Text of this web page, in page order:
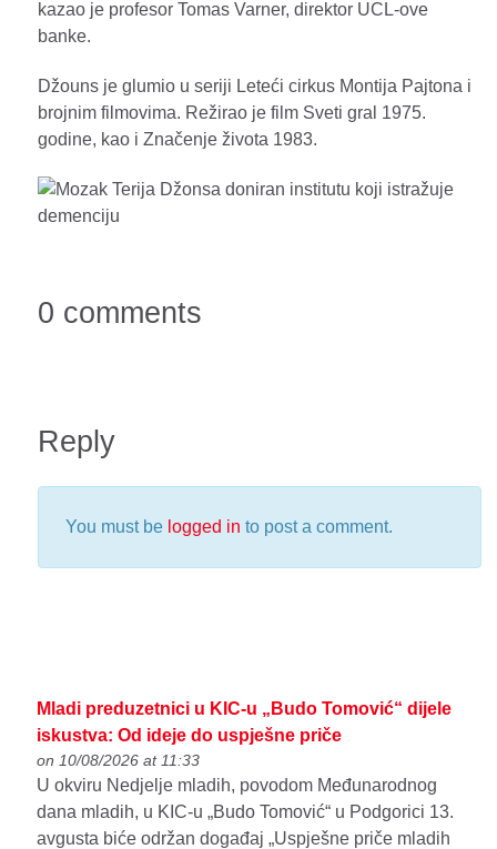
kazao je profesor Tomas Varner, direktor UCL-ove
banke.
Džouns je glumio u seriji Leteći cirkus Montija Pajtona i
brojnim filmovima. Režirao je film Sveti gral 1975.
godine, kao i Značenje života 1983.
0 comments
Reply
You must be logged in to post a comment.
Mladi preduzetnici u KIC-u „Budo Tomović“ dijele
iskustva: Od ideje do uspješne priče
on 10/08/2026 at 11:33
U okviru Nedjelje mladih, povodom Međunarodnog
dana mladih, u KIC-u „Budo Tomović“ u Podgorici 13.
avgusta biće održan događaj „Uspješne priče mladih